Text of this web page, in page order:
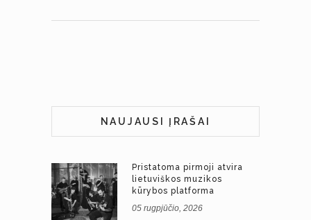
NAUJAUSI ĮRAŠAI
Pristatoma pirmoji atvira
lietuviškos muzikos
kūrybos platforma
05 rugpjūčio, 2026